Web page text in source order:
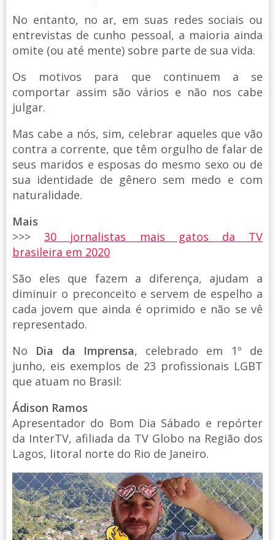
No entanto, no ar, em suas redes sociais ou
entrevistas de cunho pessoal, a maioria ainda
omite (ou até mente) sobre parte de sua vida.
Os motivos para que continuem a se
comportar assim são vários e não nos cabe
julgar.
Mas cabe a nós, sim, celebrar aqueles que vão
contra a corrente, que têm orgulho de falar de
seus maridos e esposas do mesmo sexo ou de
sua identidade de gênero sem medo e com
naturalidade.
Mais
>>>30 jornalistas mais gatos da TV
brasileira em 2020
São eles que fazem a diferença, ajudam a
diminuir o preconceito e servem de espelho a
cada jovem que ainda é oprimido e não se vê
representado.
No Dia da Imprensa, celebrado em 1º de
junho, eis exemplos de 23 profissionais LGBT
que atuam no Brasil:
Ádison Ramos
Apresentador do Bom Dia Sábado e repórter
da InterTV, afiliada da TV Globo na Região dos
Lagos, litoral norte do Rio de Janeiro.